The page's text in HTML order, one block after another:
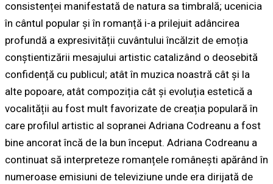
consistenței manifestată de natura sa timbrală; ucenicia
în cântul popular și în romanță i-a prilejuit adâncirea
profundă a expresivității cuvântului încălzit de emoția
conștientizării mesajului artistic catalizând o deosebită
confidență cu publicul; atât în muzica noastră cât și la
alte popoare, atât compoziția cât și evoluția estetică a
vocalității au fost mult favorizate de creația populară în
care profilul artistic al sopranei Adriana Codreanu a fost
bine ancorat încă de la bun început. Adriana Codreanu a
continuat să interpreteze romanțele românești apărând în
numeroase emisiuni de televiziune unde era dirijată de